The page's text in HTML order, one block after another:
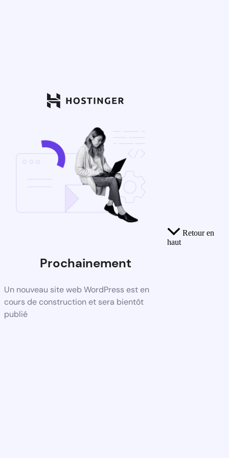
Prochainement
Un nouveau site web WordPress est en
cours de construction et sera bientôt
publié
Retour en
haut